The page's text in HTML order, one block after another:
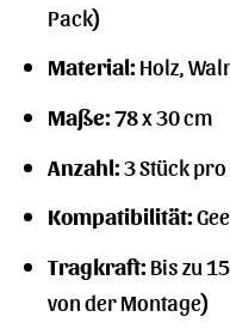
Pack)
Material:Holz,
Maße:78 x 30 cm
Anzahl:3 Stück
Kompatibilität:
Tragkraft:Bis zu
von der Montage)